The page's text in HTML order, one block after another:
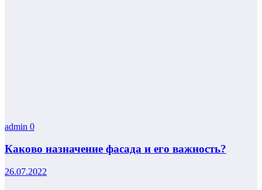
admin 0
Каково назначение фасада и его важность?
26.07.2022